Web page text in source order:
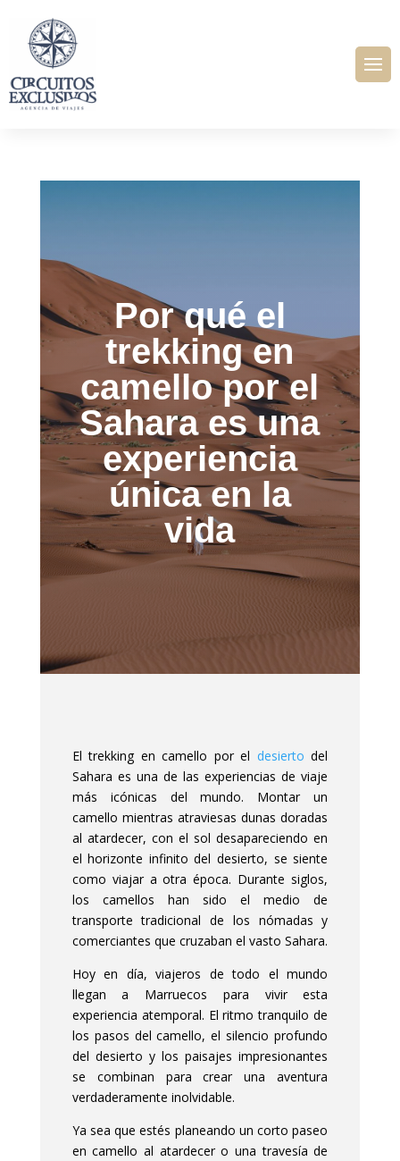
Por qué el
trekking en
camello por el
Sahara es una
experiencia
única en la
vida
El trekking en camello por el desierto del
Sahara es una de las experiencias de viaje
más icónicas del mundo. Montar un
camello mientras atraviesas dunas doradas
al atardecer, con el sol desapareciendo en
el horizonte infinito del desierto, se siente
como viajar a otra época. Durante siglos,
los camellos han sido el medio de
transporte tradicional de los nómadas y
comerciantes que cruzaban el vasto Sahara.
Hoy en día, viajeros de todo el mundo
llegan a Marruecos para vivir esta
experiencia atemporal. El ritmo tranquilo de
los pasos del camello, el silencio profundo
del desierto y los paisajes impresionantes
se combinan para crear una aventura
verdaderamente inolvidable.
Ya sea que estés planeando un corto paseo
en camello al atardecer o una travesía de